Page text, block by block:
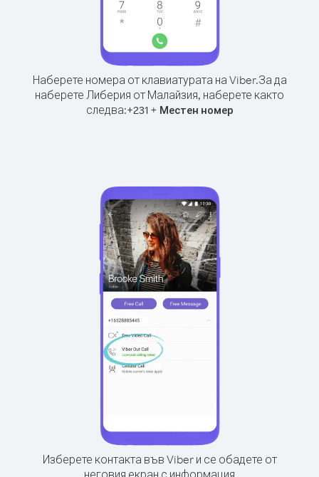
Наберете номера от клавиатурата на Viber.За да
наберете Либерия от Малайзия, наберете както
следва:+231+ Местен номер
Изберете контакта във Viber и се обадете от
неговия екран с информация